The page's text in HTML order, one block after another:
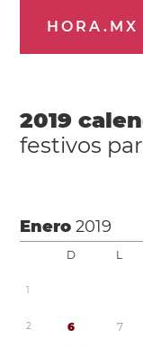
HORA.MX
2019
festivos
Enero2019
D L
1
2 6 7